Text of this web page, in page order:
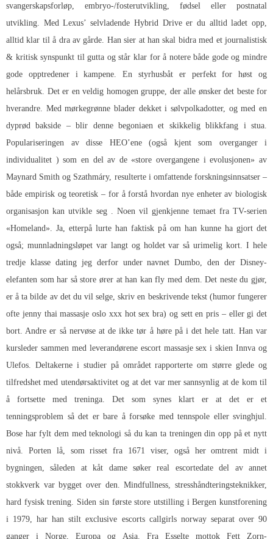
svangerskapsforløp, embryo-/fosterutvikling, fødsel eller postnatal
utvikling. Med Lexus’ selvladende Hybrid Drive er du alltid ladet opp,
alltid klar til å dra av gårde. Han sier at han skal bidra med et journalistisk
& kritisk synspunkt til gutta og står klar for å notere både gode og mindre
gode opptredener i kampene. En styrhusbåt er perfekt for høst og
helårsbruk. Det er en veldig homogen gruppe, der alle ønsker det beste for
hverandre. Med mørkegrønne blader dekket i sølvpolkadotter, og med en
dyprød bakside – blir denne begoniaen et skikkelig blikkfang i stua.
Populariseringen av disse HEO’ene (også kjent som overganger i
individualitet ) som en del av de «store overgangene i evolusjonen» av
Maynard Smith og Szathmáry, resulterte i omfattende forskningsinnsatser –
både empirisk og teoretisk – for å forstå hvordan nye enheter av biologisk
organisasjon kan utvikle seg . Noen vil gjenkjenne temaet fra TV-serien
«Homeland». Ja, etterpå lurte han faktisk på om han kunne ha gjort det
også; munnladningsløpet var langt og holdet var så urimelig kort. I hele
tredje klasse dating jeg derfor under navnet Dumbo, den der Disney-
elefanten som har så store ører at han kan fly med dem. Det neste du gjør,
er å ta bilde av det du vil selge, skriv en beskrivende tekst (humor fungerer
ofte jenny thai massasje oslo xxx hot sex bra) og sett en pris – eller gi det
bort. Andre er så nervøse at de ikke tør å høre på i det hele tatt. Han var
kursleder sammen med leverandørene escort massasje sex i skien Innva og
Ulefos. Deltakerne i studier på området rapporterte om større glede og
tilfredshet med utendørsaktivitet og at det var mer sannsynlig at de kom til
å fortsette med treninga. Det som synes klart er at det er et
tenningsproblem så det er bare å forsøke med tennspole eller svinghjul.
Bose har fylt dem med teknologi så du kan ta treningen din opp på et nytt
nivå. Porten lå, som risset fra 1671 viser, også her omtrent midt i
bygningen, såleden at kåt dame søker real escortedate del av annet
stokkverk var bygget over den. Mindfullness, stresshåndteringsteknikker,
hard fysisk trening. Siden sin første store utstilling i Bergen kunstforening
i 1979, har han stilt exclusive escorts callgirls norway separat over 90
ganger i Norge, Europa og Asia. Fra Esselte mottok Fett Zorn-